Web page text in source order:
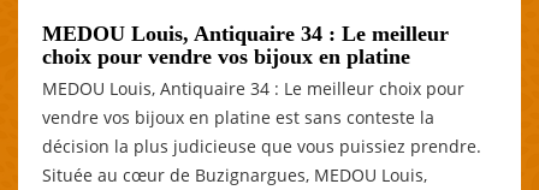
MEDOU Louis, Antiquaire 34 : Le meilleur
choix pour vendre vos bijoux en platine
MEDOU Louis, Antiquaire 34 : Le meilleur choix pour
vendre vos bijoux en platine est sans conteste la
décision la plus judicieuse que vous puissiez prendre.
Située au cœur de Buzignargues, MEDOU Louis,